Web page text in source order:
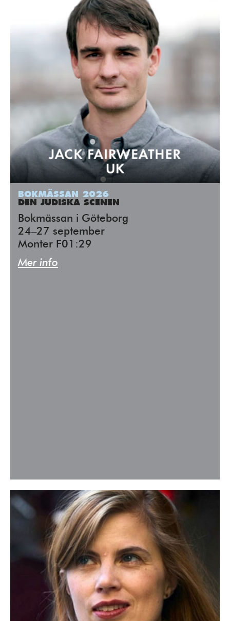
BOKMÄSSAN 2026
DEN JUDISKA SCENEN
Bokmässan i Göteborg
24–27 september
Monter F01:29
Mer info